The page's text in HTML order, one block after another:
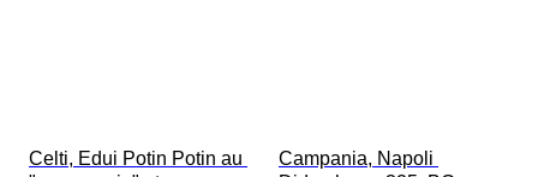
Celti, Edui Potin Potin au
Campania, Napoli